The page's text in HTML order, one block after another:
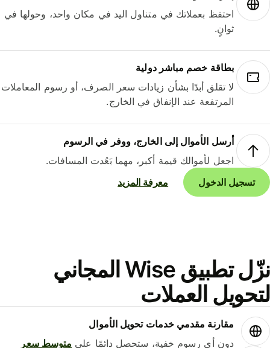
احتفظ بعملاتك في متناول اليد في مكان واحد، وحولها في
ثوانٍ.
بطاقة خصم مباشر دولية
لا تقلق أبدًا بشأن زيادات سعر الصرف، أو رسوم المعاملات
المرتفعة عند الإنفاق في الخارج.
أرسل الأموال إلى الخارج، ووفر في الرسوم
اجعل لأموالك قيمة أكبر، مهما بَعُدت المسافات.
تسجيل الدخول
معرفة المزيد
نزّل تطبيق Wise المجاني
العملات
مقارنة مقدمي خدمات تحويل الأموال
دون أي رسوم خفية، ستحصل دائمًا علىمتوسط ​​سعر